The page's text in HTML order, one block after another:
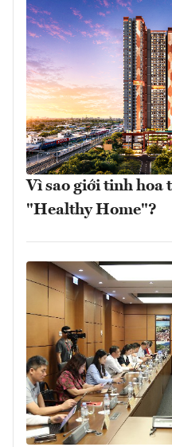
Vì sao giới tinh hoa
"Healthy Home"?